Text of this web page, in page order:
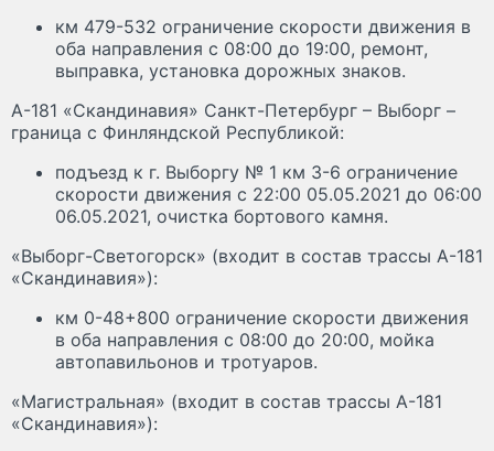
км 479-532 ограничение скорости движения в
оба направления с 08:00 до 19:00, ремонт,
выправка, установка дорожных знаков.
А-181 «Скандинавия» Санкт-Петербург – Выборг –
граница с Финляндской Республикой:
подъезд к г. Выборгу № 1 км 3-6 ограничение
скорости движения с 22:00 05.05.2021 до 06:00
06.05.2021, очистка бортового камня.
«Выборг-Светогорск» (входит в состав трассы А-181
«Скандинавия»):
км 0-48+800 ограничение скорости движения
в оба направления с 08:00 до 20:00, мойка
автопавильонов и тротуаров.
«Магистральная» (входит в состав трассы А-181
«Скандинавия»):